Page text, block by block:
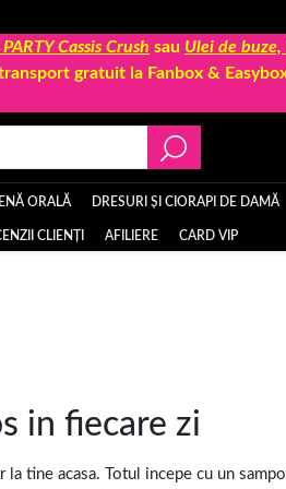
Cassis Crush sau Ulei de buze,
gratuit la Fanbox &
ORALĂ DRESURI ȘI CIORAPI DE DAMĂ
CLIENȚI AFILIERE CARD VIP
in fiecare zi
tine acasa. Totul incepe cu un